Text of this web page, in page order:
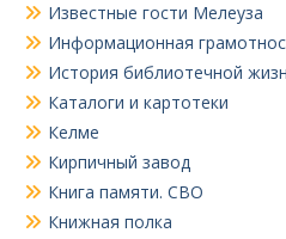
Известные гости Мелеуза
Информационная
История библиотечной
Каталоги и картотеки
Келме
Кирпичный завод
Книга памяти. СВО
Книжная полка